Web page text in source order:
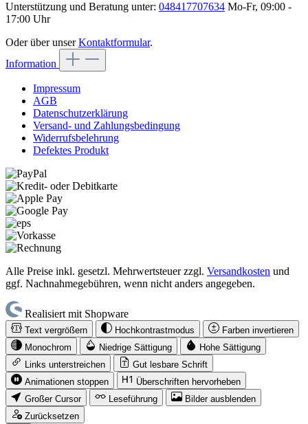
Unterstützung und Beratung unter: 048417707634 Mo-Fr, 09:00 -
17:00 Uhr
Oder über unserKontaktformular.
Information
Impressum
AGB
Datenschutzerklärung
Versand- und Zahlungsbedingung
Widerrufsbelehrung
Defektes Produkt
Alle Preise inkl. gesetzl. Mehrwertsteuer zzgl. Versandkosten und
ggf. Nachnahmegebühren, wenn nicht anders angegeben.
Realisiert mit Shopware
Text vergrößern Hochkontrastmodus
Farben invertieren
Monochrom
Niedrige Sättigung
Hohe Sättigung
Links unterstreichen
Gut lesbare Schrift
Animationen stoppen
Überschriften hervorheben
Großer Cursor
Leseführung
Bilder ausblenden
Zurücksetzen